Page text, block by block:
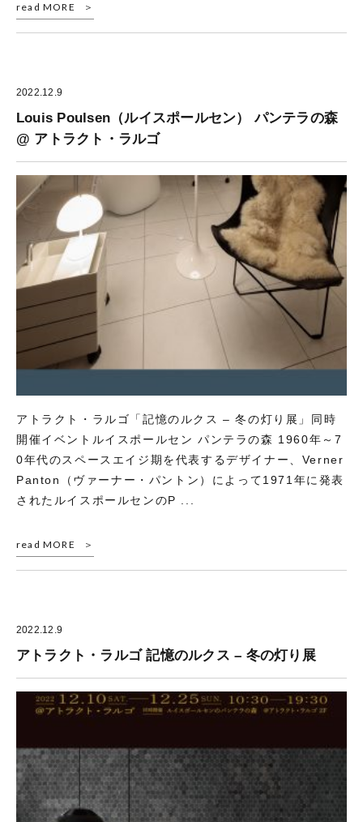
read MORE
2022.12.9
Louis Poulsen（ルイスポールセン） パンテラの森
@ アトラクト・ラルゴ
アトラクト・ラルゴ「記憶のルクス – 冬の灯り展」同時
開催イベントルイスポールセン パンテラの森 1960年～7
0年代のスペースエイジ期を代表するデザイナー、Verner
Panton（ヴァーナー・パントン）によって1971年に発表
されたルイスポールセンのP ...
read MORE
2022.12.9
アトラクト・ラルゴ 記憶のルクス – 冬の灯り展